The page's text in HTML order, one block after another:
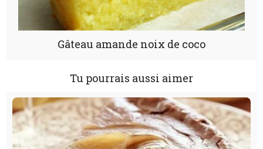
Gâteau amande noix de coco
Tu pourrais aussi aimer